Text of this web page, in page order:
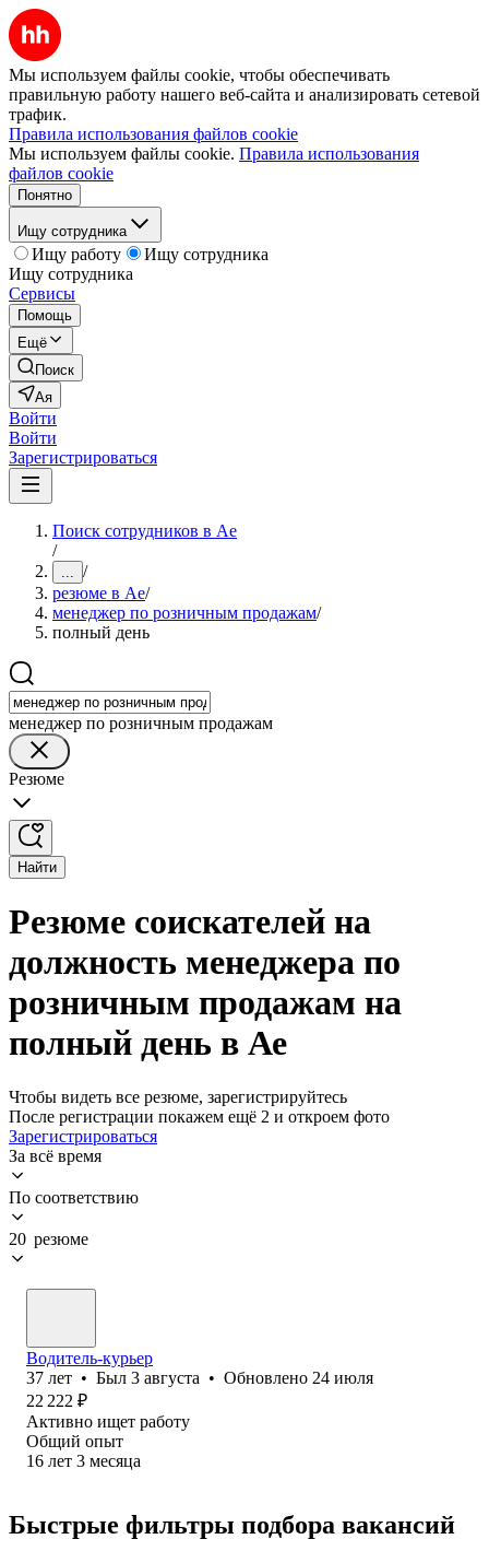
Мы используем файлы cookie, чтобы обеспечивать
правильную работу нашего веб-сайта и анализировать сетевой
трафик.
Правила использования файлов cookie
Мы используем файлы cookie. Правила использования
файлов cookie
Понятно
Ищу сотрудника
Ищу работу
Ищу сотрудника
Ищу сотрудника
Сервисы
Помощь
Ещё
Поиск
Ая
Войти
Войти
Зарегистрироваться
Поиск сотрудников в Ае
/
... /
резюме в Ае/
менеджер по розничным продажам/
полный день
менеджер по розничным продажам
Резюме
Найти
Резюме соискателей на
должность менеджера по
розничным продажам на
полный день в Ае
Чтобы видеть все резюме, зарегистрируйтесь
После регистрации покажем ещё 2 и откроем фото
Зарегистрироваться
За всё время
По соответствию
20 резюме
Водитель-курьер
37 лет • Был 3 августа • Обновлено 24 июля
22 222 ₽
Активно ищет работу
Общий опыт
16 лет 3 месяца
Быстрые фильтры подбора вакансий